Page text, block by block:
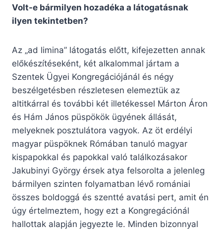
Volt-e bármilyen hozadéka a látogatásnak
ilyen tekintetben?
Az „ad limina” látogatás előtt, kifejezetten annak
előkészítéseként, két alkalommal jártam a
Szentek Ügyei Kongregációjánál és négy
beszélgetésben részletesen elemeztük az
altitkárral és további két illetékessel Márton Áron
és Hám János püspökök ügyének állását,
melyeknek posztulátora vagyok. Az öt erdélyi
magyar püspöknek Rómában tanuló magyar
kispapokkal és papokkal való találkozásakor
Jakubinyi György érsek atya felsorolta a jelenleg
bármilyen szinten folyamatban lévő romániai
összes boldoggá és szentté avatási pert, amit én
úgy értelmeztem, hogy ezt a Kongregációnál
hallottak alapján jegyezte le. Minden bizonnyal